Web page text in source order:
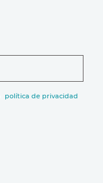
política de privacidad